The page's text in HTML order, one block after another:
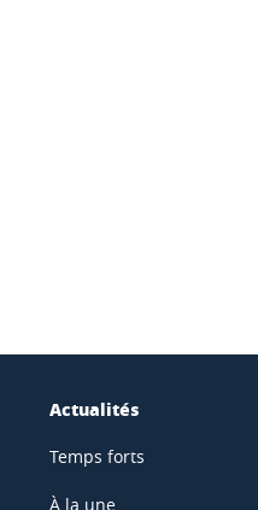
Actualités
Temps forts
À la une